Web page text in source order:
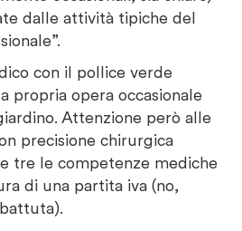
dalle attività tipiche del
con il pollice verde
propria opera occasionale
Attenzione però alle
precisione chirurgica
tre le competenze mediche
di una partita iva (no,